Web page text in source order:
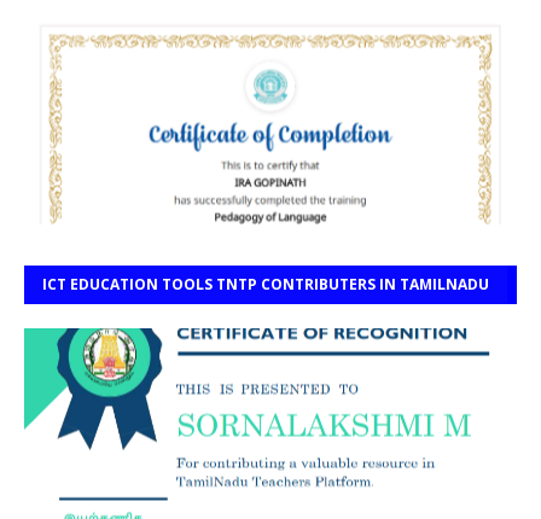
ICT EDUCATION TOOLS TNTP CONTRIBUTERS IN TAMILNADU